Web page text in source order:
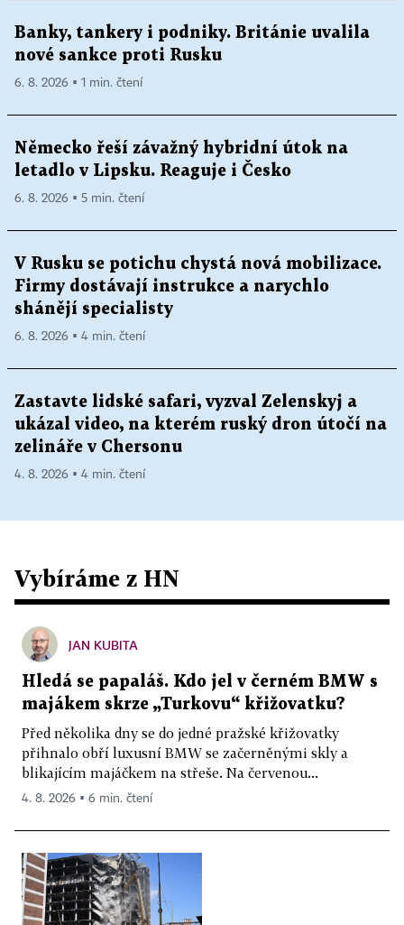
Banky, tankery i podniky. Británie uvalila
nové sankce proti Rusku
6. 8. 2026 ▪ 1 min. čtení
Německo řeší závažný hybridní útok na
letadlo v Lipsku. Reaguje i Česko
6. 8. 2026 ▪ 5 min. čtení
V Rusku se potichu chystá nová mobilizace.
Firmy dostávají instrukce a narychlo
shánějí specialisty
6. 8. 2026 ▪ 4 min. čtení
Zastavte lidské safari, vyzval Zelenskyj a
ukázal video, na kterém ruský dron útočí na
zelináře v Chersonu
4. 8. 2026 ▪ 4 min. čtení
Vybíráme z HN
JAN KUBITA
Hledá se papaláš. Kdo jel v černém BMW s
majákem skrze „Turkovu“ křižovatku?
Před několika dny se do jedné pražské křižovatky
přihnalo obří luxusní BMW se začerněnými skly a
blikajícím majáčkem na střeše. Na červenou...
4. 8. 2026 ▪ 6 min. čtení